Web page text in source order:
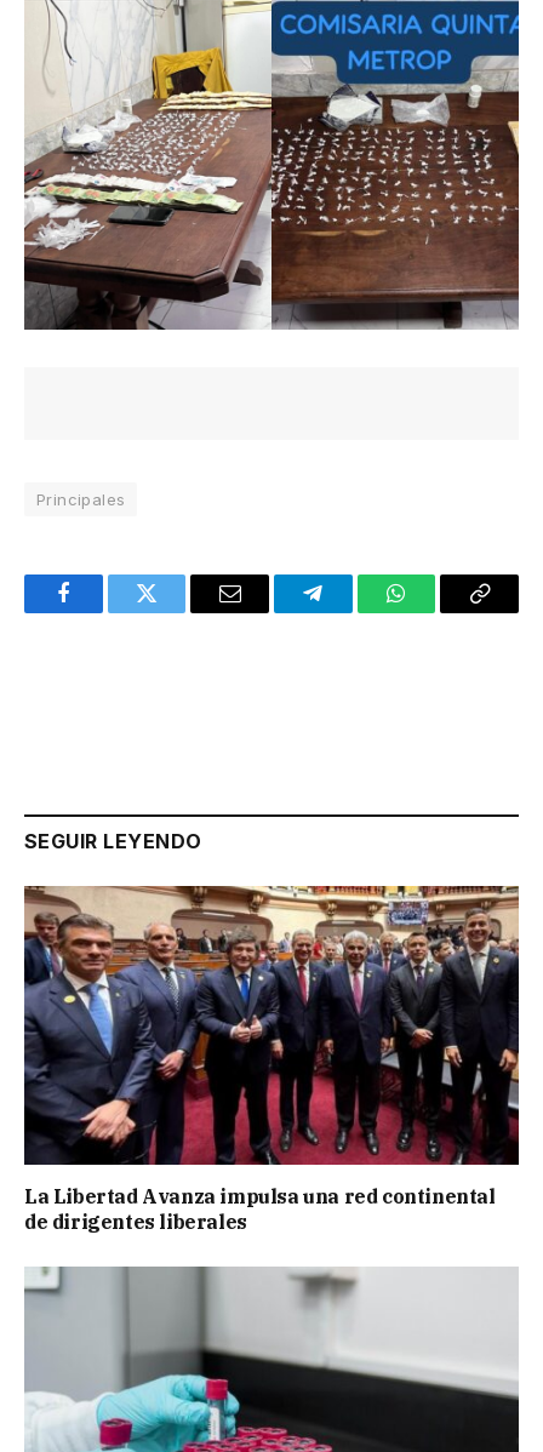
Principales
FacebookTwitter Email TelegramWhatsAppCopy
SEGUIR LEYENDO
La Libertad Avanza impulsa una red continental
de dirigentes liberales